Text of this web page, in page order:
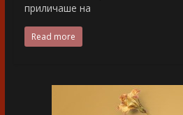
приличаше на
Read more